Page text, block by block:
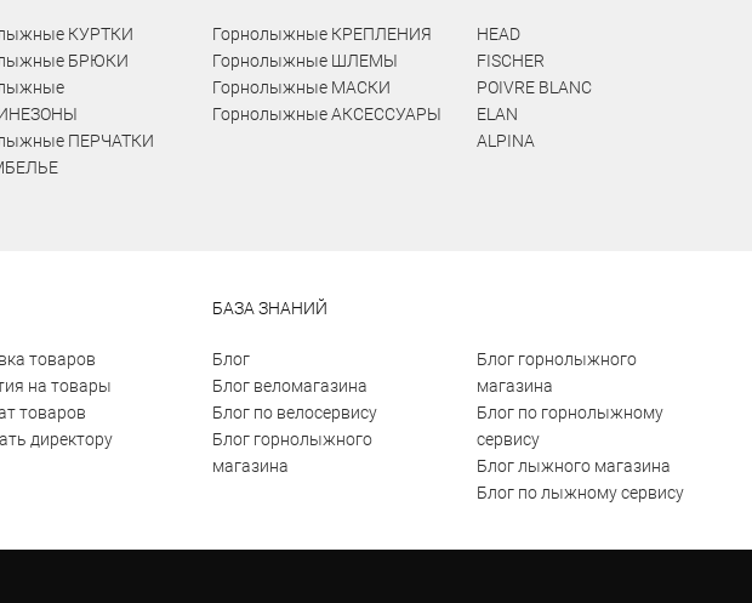
КУРТКИ
БРЮКИ
ПЕРЧАТКИ
Горнолыжные КРЕПЛЕНИЯ
Горнолыжные ШЛЕМЫ
Горнолыжные МАСКИ
Горнолыжные АКСЕССУАРЫ
HEAD
FISCHER
POIVRE BLANC
ELAN
ALPINA
товаров
на товары
товаров
директору
БАЗА ЗНАНИЙ
Блог
Блог веломагазина
Блог по велосервису
Блог горнолыжного
магазина
Блог горнолыжного
магазина
Блог по горнолыжному
сервису
Блог лыжного магазина
Блог по лыжному сервису